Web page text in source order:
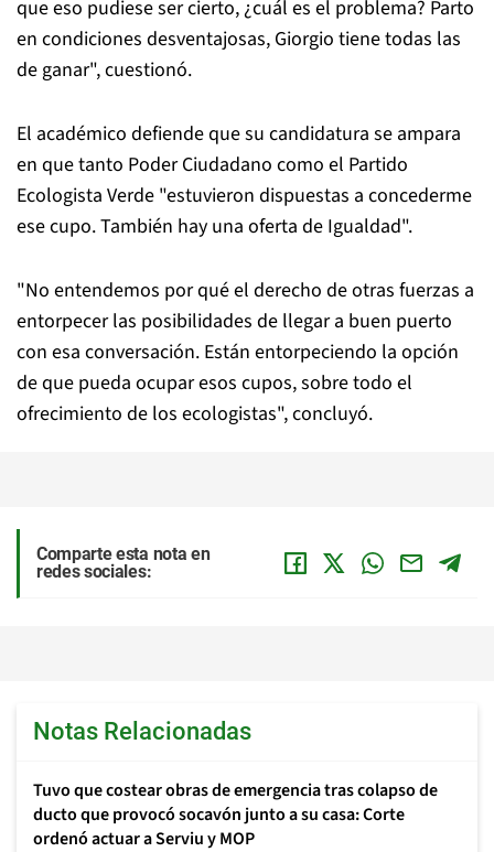
que eso pudiese ser cierto, ¿cuál es el problema? Parto
en condiciones desventajosas, Giorgio tiene todas las
de ganar", cuestionó.
El académico defiende que su candidatura se ampara
en que tanto Poder Ciudadano como el Partido
Ecologista Verde "estuvieron dispuestas a concederme
ese cupo. También hay una oferta de Igualdad".
"No entendemos por qué el derecho de otras fuerzas a
entorpecer las posibilidades de llegar a buen puerto
con esa conversación. Están entorpeciendo la opción
de que pueda ocupar esos cupos, sobre todo el
ofrecimiento de los ecologistas", concluyó.
Comparte esta nota en
redes sociales:
Notas Relacionadas
Tuvo que costear obras de emergencia tras colapso de
ducto que provocó socavón junto a su casa: Corte
ordenó actuar a Serviu y MOP